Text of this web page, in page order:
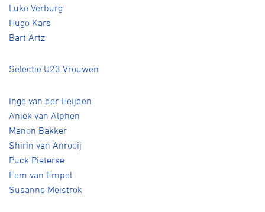
Luke Verburg
Hugo Kars
Bart Artz
Selectie U23 Vrouwen
Inge van der Heijden
Aniek van Alphen
Manon Bakker
Shirin van Anrooij
Puck Pieterse
Fem van Empel
Susanne Meistrok